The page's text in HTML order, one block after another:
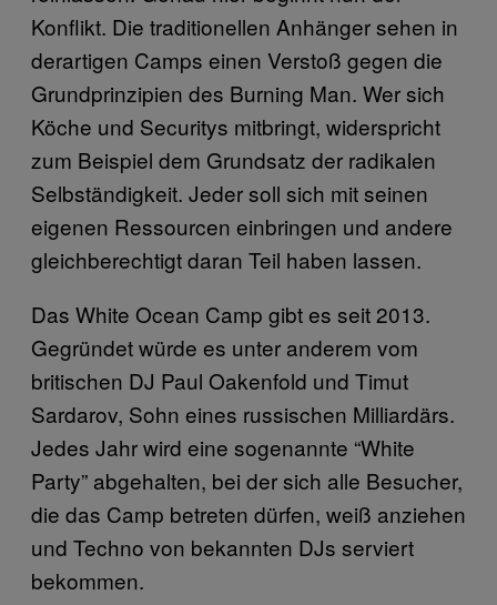
Konflikt. Die traditionellen Anhänger sehen in
derartigen Camps einen Verstoß gegen die
Grundprinzipien des Burning Man. Wer sich
Köche und Securitys mitbringt, widerspricht
zum Beispiel dem Grundsatz der radikalen
Selbständigkeit. Jeder soll sich mit seinen
eigenen Ressourcen einbringen und andere
gleichberechtigt daran Teil haben lassen.
Das White Ocean Camp gibt es seit 2013.
Gegründet würde es unter anderem vom
britischen DJ Paul Oakenfold und Timut
Sardarov, Sohn eines russischen Milliardärs.
Jedes Jahr wird eine sogenannte “White
Party” abgehalten, bei der sich alle Besucher,
die das Camp betreten dürfen, weiß anziehen
und Techno von bekannten DJs serviert
bekommen.